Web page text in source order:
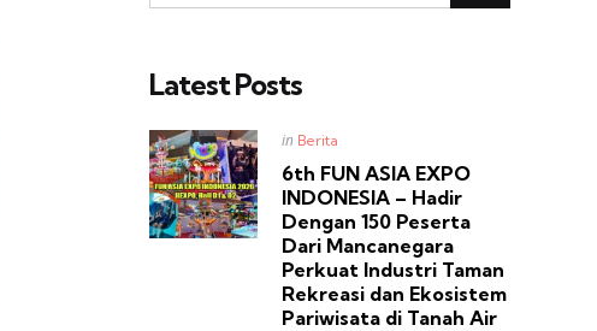
Latest Posts
Posted
in
in Berita
6th FUN ASIA EXPO
INDONESIA – Hadir
Dengan 150 Peserta
Dari Mancanegara
Perkuat Industri Taman
Rekreasi dan Ekosistem
Pariwisata di Tanah Air